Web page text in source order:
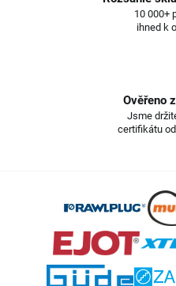
10 000+
ihned k
Ověřeno
Jsme
certifikátu od